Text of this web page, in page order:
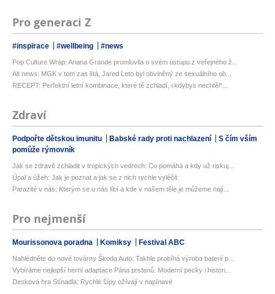
Pro generaci Z
#inspirace #wellbeing #news
Pop Culture Wrap: Ariana Grande promluvila o svém ústupu z veřejného ž...
Alt news: MGK v tom zas lítá, Jared Leto byl obviněný ze sexuálního ob...
RECEPT: Perfektní letní kombinace, které tě zchladí, i kdybys nechtěl*...
Zdraví
Podpořte dětskou imunitu Babské rady proti nachlazení
S čím vším
pomůže rýmovník
Jak se zdravě zchladit v tropických vedrech: Co pomáhá a kdy už riskuj...
Úpal a úžeh: Jak je poznat a jak se z nich rychle vyléčit
Parazité v nás: Kterým se u nás líbí a kde v našem těle je můžeme nají...
Pro nejmenší
Mourissonova poradna Komiksy Festival ABC
Nahlédněte do nové továrny Škoda Auto: Takhle probíhá výroba baterií p...
Vybíráme nejlepší herní adaptace Pána prstenů. Moderní pecky i histori...
Desková hra Stínadla: Rychlé šípy ožívají v napínavé